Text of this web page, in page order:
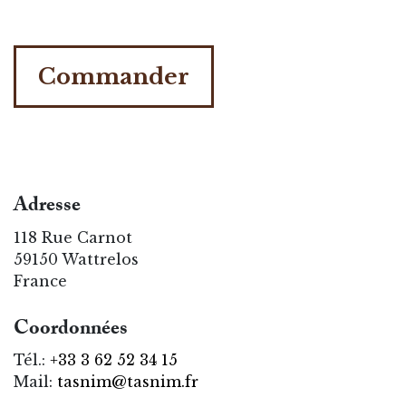
Commander
Adresse
118 Rue Carnot
59150 Wattrelos
France
Coordonnées
Tél.: +33 3 62 52 34 15
Mail: tasnim@tasnim.fr